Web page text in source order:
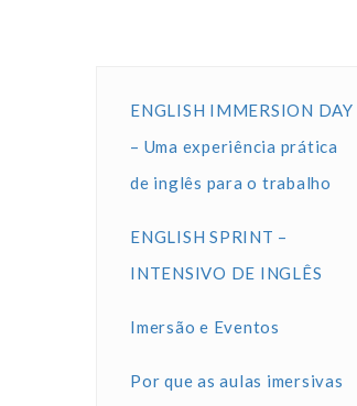
ENGLISH IMMERSION DAY
– Uma experiência prática
de inglês para o trabalho
ENGLISH SPRINT –
INTENSIVO DE INGLÊS
Imersão e Eventos
Por que as aulas imersivas